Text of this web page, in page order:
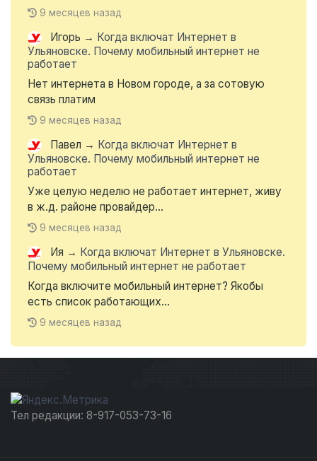
9 месяцев назад
Игорь → Когда включат Интернет в
Ульяновске. Почему мобильный интернет не
работает
Нет интернета в Новом городе, а за сотовую
связь платим
9 месяцев назад
Павел → Когда включат Интернет в
Ульяновске. Почему мобильный интернет не
работает
Уже целую неделю не работает интернет, живу
в ж.д. районе провайдер...
9 месяцев назад
Ия → Когда включат Интернет в Ульяновске.
Почему мобильный интернет не работает
Когда включите мобильный интернет? Якобы
есть список работающих...
9 месяцев назад
Тел редакции: 8-917-053-73-16